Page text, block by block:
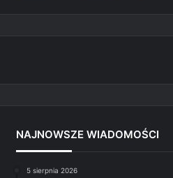
NAJNOWSZE WIADOMOŚCI
5 sierpnia 2026